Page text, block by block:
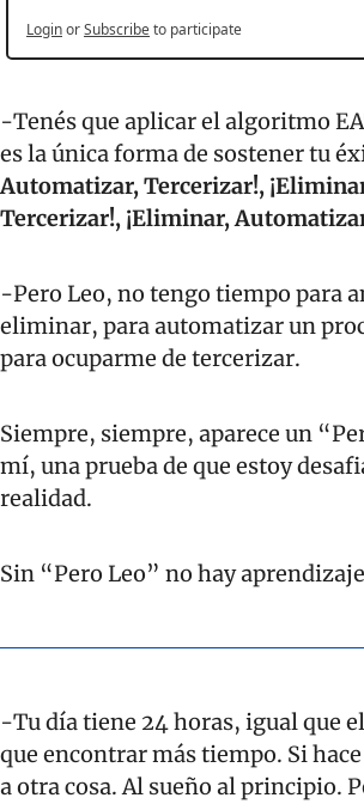
LoginorSubscribeto participate
-Tenés que aplicar el algoritmo
es la única forma de sostener tu
Automatizar, Tercerizar!,
Tercerizar!, ¡Eliminar,
-Pero Leo, no tengo tiempo para
eliminar, para automatizar un
para ocuparme de tercerizar.
Siempre, siempre, aparece un
mí, una prueba de que estoy
realidad.
Sin “Pero Leo” no hay
-Tu día tiene 24 horas, igual que
que encontrar más tiempo. Si
a otra cosa. Al sueño al principio.